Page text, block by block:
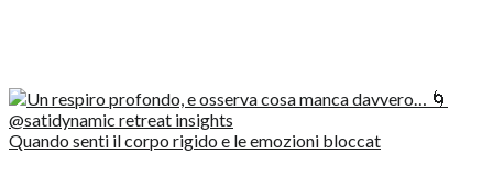
Quando senti il corpo rigido e le emozioni bloccat